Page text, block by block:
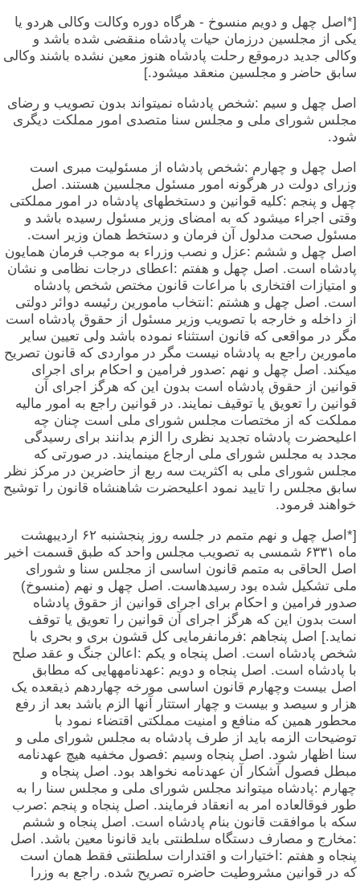
[*اصل چهل و دویم منسوخ - هرگاه دوره وکالت وکالی هردو یا
یکی از مجلسین درزمان حیات پادشاه منقضی شده باشد و
وکالی جدید درموقع رحلت پادشاه هنوز معین نشده باشند وکالی
سابق حاضر و مجلسین منعقد میشود.]
اصل چهل و سیم :شخص پادشاه نمیتواند بدون تصویب و رضای
مجلس شورای ملی و مجلس سنا متصدی امور مملکت دیگری
شود.
اصل چهل و چهارم :شخص پادشاه از مسئولیت مبری است
وزرای دولت در هرگونه امور مسئول مجلسین هستند. اصل
چهل و پنجم :کلیه قوانین و دستخطهای پادشاه در امور مملکتی
وقتی اجراء میشود که به امضای وزیر مسئول رسیده باشد و
مسئول صحت مدلول آن فرمان و دستخط همان وزیر است.
اصل چهل و ششم :عزل و نصب وزراء به موجب فرمان همایون
پادشاه است. اصل چهل و هفتم :اعطای درجات نظامی و نشان
و امتیازات افتخاری با مراعات قانون مختص شخص پادشاه
است. اصل چهل و هشتم :انتخاب مامورین رئیسه دوائر دولتی
از داخله و خارجه با تصویب وزیر مسئول از حقوق پادشاه است
مگر در مواقعی که قانون استثناء نموده باشد ولی تعیین سایر
مامورین راجع به پادشاه نیست مگر در مواردی که قانون تصریح
میکند. اصل چهل و نهم :صدور فرامین و احکام برای اجرای
قوانین از حقوق پادشاه است بدون این که هرگز اجرای آن
قوانین را تعویق یا توقیف نمایند. در قوانین راجع به امور مالیه
مملکت که از مختصات مجلس شورای ملی است چنان چه
اعلیحضرت پادشاه تجدید نظری را الزم بدانند برای رسیدگی
مجدد به مجلس شورای ملی ارجاع مینمایند. در صورتی که
مجلس شورای ملی به اکثریت سه ربع از حاضرین در مرکز نظر
سابق مجلس را تایید نمود اعلیحضرت شاهنشاه قانون را توشیح
خواهند فرمود.
[*اصل چهل و نهم متمم در جلسه روز پنجشنبه ۶۲ اردیبهشت
ماه ۶۳۳۱ شمسی به تصویب مجلس واحد که طبق قسمت اخیر
اصل الحاقی به متمم قانون اساسی از مجلس سنا و شورای
ملی تشکیل شده بود رسیدهاست. اصل چهل و نهم (منسوخ)
صدور فرامین و احکام برای اجرای قوانین از حقوق پادشاه
است بدون این که هرگز اجرای آن قوانین را تعویق یا توقف
نماید.] اصل پنجاهم :فرمانفرمایی کل قشون بری و بحری با
شخص پادشاه است. اصل پنجاه و یکم :اعالن جنگ و عقد صلح
با پادشاه است. اصل پنجاه و دویم :عهدنامههایی که مطابق
اصل بیست وچهارم قانون اساسی مورخه چهاردهم ذیقعده یک
هزار و سیصد و بیست و چهار استتار آنها الزم باشد بعد از رفع
محطور همین که منافع و امنیت مملکتی اقتضاء نمود با
توضیحات الزمه باید از طرف پادشاه به مجلس شورای ملی و
سنا اظهار شود. اصل پنجاه وسیم :فصول مخفیه هیچ عهدنامه
مبطل فصول آشکار آن عهدنامه نخواهد بود. اصل پنجاه و
چهارم :پادشاه میتواند مجلس شورای ملی و مجلس سنا را به
طور فوقالعاده امر به انعقاد فرمایند. اصل پنجاه و پنجم :صرب
سکه با موافقت قانون بنام پادشاه است. اصل پنجاه و ششم
:مخارج و مصارف دستگاه سلطنتی باید قانونا معین باشد. اصل
پنجاه و هفتم :اختیارات و اقتدارات سلطنتی فقط همان است
که در قوانین مشروطیت حاضره تصریح شده. راجع به وزرا